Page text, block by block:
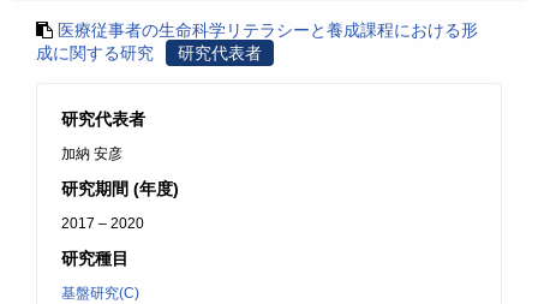
医療従事者の生命科学リテラシーと養成課程における形
成に関する研究
研究代表者
研究代表者
加納 安彦
研究期間 (年度)
2017 – 2020
研究種目
基盤研究(C)